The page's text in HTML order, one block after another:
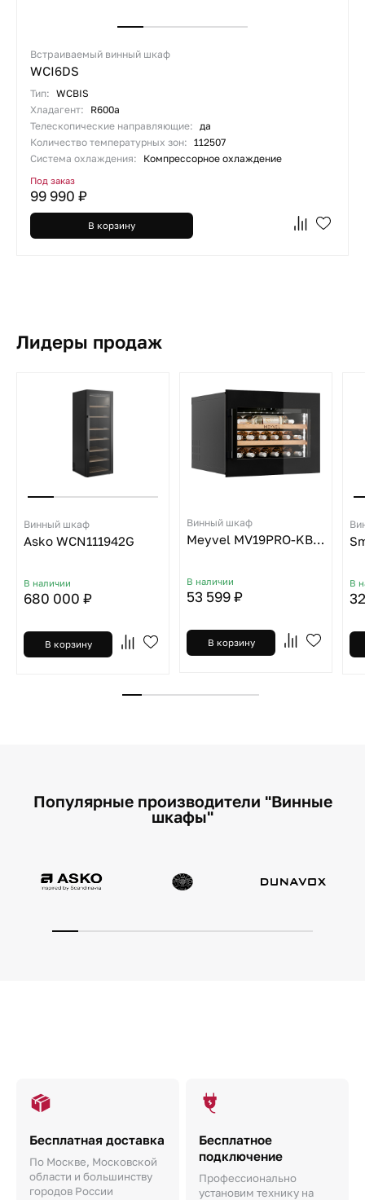
Встраиваемый винный шкаф
WCI6DS
Тип: WCBIS
Хладагент:
R600a
Телескопические направляющие: да
Количество температурных зон: 112507
Система охлаждения:
Компрессорное охлаждение
Под заказ
99 990 ₽
В корзину
Лидеры продаж
Винный шкаф
Asko WCN111942G
В наличии
680 000 ₽
В корзину
Винный шкаф
Meyvel MV19PRO-KBB1
В наличии
53 599 ₽
В корзину
В
Популярные производители "Винные
шкафы"
Бесплатная доставка
По Москве, Московской
области и большинству
городов России
Бесплатное
подключение
Профессионально
установим технику на